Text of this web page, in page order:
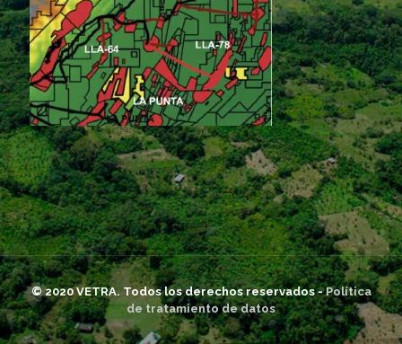
© 2020 VETRA. Todos los derechos reservados -Política
de tratamiento de datos